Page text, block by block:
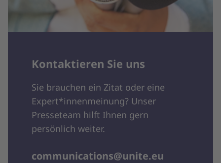
Kontaktieren Sie uns
Sie brauchen ein Zitat oder eine
Expert*innenmeinung? Unser
Presseteam hilft Ihnen gern
persönlich weiter.
communications@unite.eu